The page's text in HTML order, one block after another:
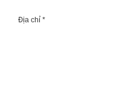
Địa chỉ *